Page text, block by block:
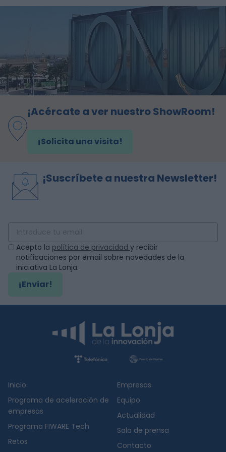
¡Acércate a ver nuestro ShowRoom!
¡Solicita una visita!
¡Suscríbete a nuestra Newsletter!
Acepto la política de privacidad y recibir
notificaciones por email sobre novedades de la
iniciativa La Lonja.
¡Enviar!
Inicio
Programa de aceleración de
empresas
Programa FIWARE Tech
Retos
Empresas
Equipo
Actualidad
Sala de prensa
Contacto